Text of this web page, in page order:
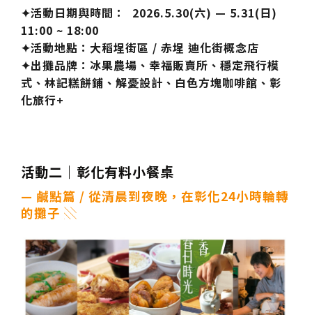
✦活動日期與時間： 2026.5.30(六) — 5.31(日)
11:00 ~ 18:00
✦活動地點：大稻埕街區 / 赤埕 迪化街概念店
✦出攤品牌：冰果農場、幸福販賣所、穩定飛行模
式、林記糕餅鋪、解憂設計、白色方塊咖啡館、彰
化旅行+
活動二｜彰化有料小餐桌
— 鹹點篇 / 從清晨到夜晚，在彰化24小時輪轉
的攤子 ░